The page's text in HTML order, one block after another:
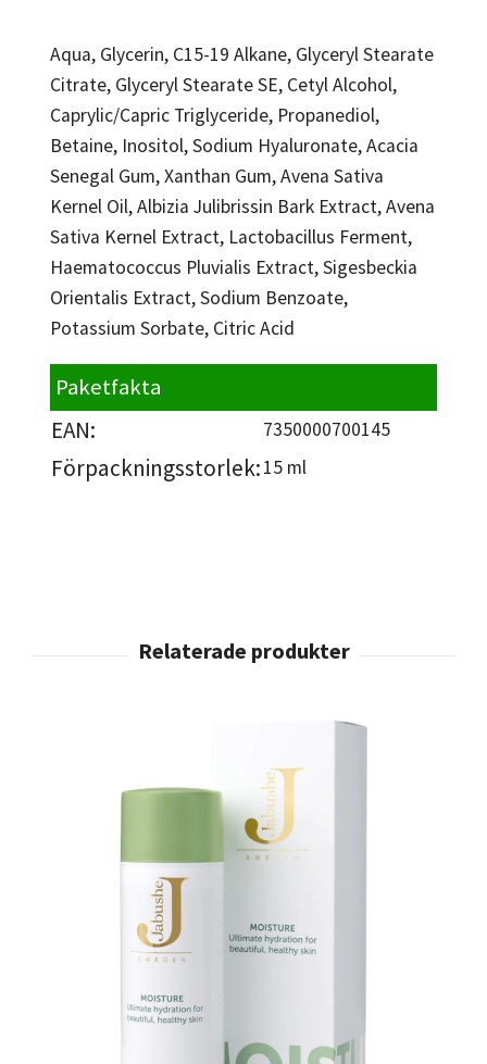
Aqua, Glycerin, C15-19 Alkane, Glyceryl Stearate
Citrate, Glyceryl Stearate SE, Cetyl Alcohol,
Caprylic/Capric Triglyceride, Propanediol,
Betaine, Inositol, Sodium Hyaluronate, Acacia
Senegal Gum, Xanthan Gum, Avena Sativa
Kernel Oil, Albizia Julibrissin Bark Extract, Avena
Sativa Kernel Extract, Lactobacillus Ferment,
Haematococcus Pluvialis Extract, Sigesbeckia
Orientalis Extract, Sodium Benzoate,
Potassium Sorbate, Citric Acid
Paketfakta
EAN: 7350000700145
Förpackningsstorlek:15 ml